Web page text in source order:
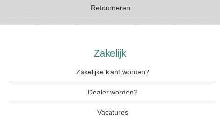
Retourneren
Zakelijk
Zakelijke klant worden?
Dealer worden?
Vacatures